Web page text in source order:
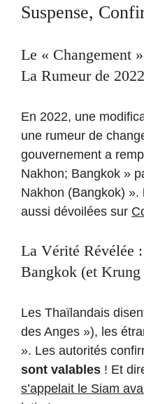
Suspense,
Le « Changement
La Rumeur de 2022
En 2022, une
une rumeur de
gouvernement a
Nakhon; Bangkok »
Nakhon (Bangkok) ».
aussi dévoilées sur
La Vérité Révélée
Bangkok (et
Les Thaïlandais
des Anges »), les
». Les autorités
sont valables ! Et
s’appelait le Siam